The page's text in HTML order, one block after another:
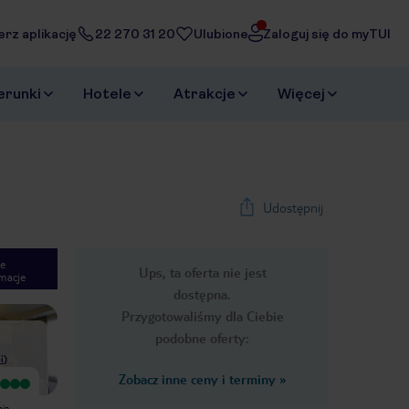
aplikację 22 270 31 20 Ulubione Zaloguj się do myTUI
Hotele Atrakcje Więcej
Udostępnij
Ups, ta oferta nie jest
dostępna.
Przygotowaliśmy dla Ciebie
podobne oferty:
Zobacz inne ceny i terminy »
Next slide
1/
)